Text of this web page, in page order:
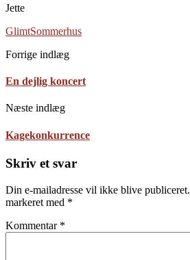
Jette
GlimtSommerhus
Forrige indlæg
En dejlig koncert
Næste indlæg
Kagekonkurrence
Skriv et svar
Din e-mailadresse vil ikke blive publiceret.
markeret med *
Kommentar *